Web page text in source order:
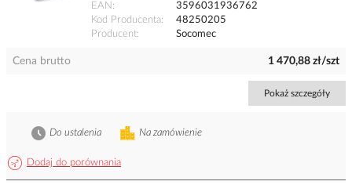
EAN
3596031936762
Kod Producenta
48250205
Producent
Socomec
Cena brutto 1 470,88 zł/szt
Pokaż szczegóły
Dodaj do porównania
Na zamówienie
Do ustalenia